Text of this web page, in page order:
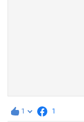
1 1